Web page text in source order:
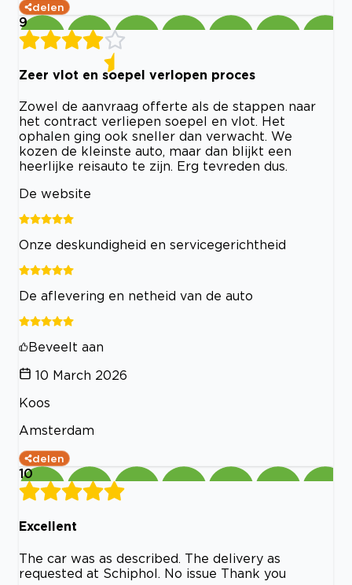
delen
9
Zeer vlot en soepel verlopen proces
Zowel de aanvraag offerte als de stappen naar
het contract verliepen soepel en vlot. Het
ophalen ging ook sneller dan verwacht. We
kozen de kleinste auto, maar dan blijkt een
heerlijke reisauto te zijn. Erg tevreden dus.
De website
Onze deskundigheid en servicegerichtheid
De aflevering en netheid van de auto
Beveelt aan
10 March 2026
Koos
Amsterdam
delen
10
Excellent
The car was as described. The delivery as
requested at Schiphol. No issue Thank you